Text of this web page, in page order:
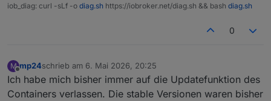
iob_diag: curl -sLf -o diag.sh https://iobroker.net/diag.sh && bash diag.sh
0
M
Offline
mp24schrieb am 6. Mai 2026, 20:25
zuletzt editiert von
Ich habe mich bisher immer auf die Updatefunktion des
Containers verlassen. Die stable Versionen waren bisher